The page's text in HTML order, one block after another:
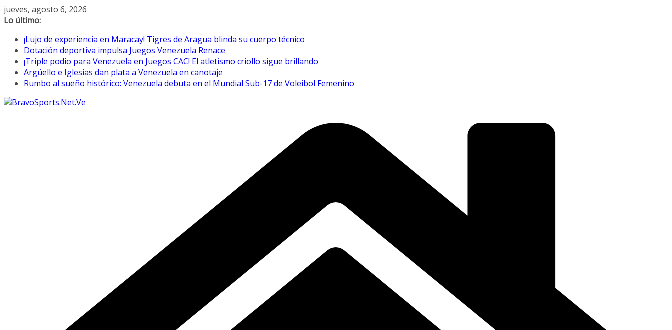
Saltar
al
jueves, agosto 6, 2026
Lo último:
¡Lujo de experiencia en Maracay! Tigres de Aragua blinda su cuerpo técnico
Dotación deportiva impulsa Juegos Venezuela Renace
¡Triple podio para Venezuela en Juegos CAC! El atletismo criollo sigue brillando
Argüello e Iglesias dan plata a Venezuela en canotaje
Rumbo al sueño histórico: Venezuela debuta en el Mundial Sub-17 de Voleibol Femenino